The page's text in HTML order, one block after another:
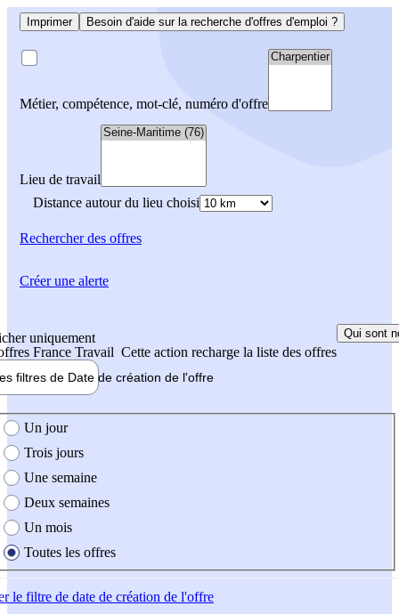
Imprimer Besoin d'aide sur la recherche d'offres d'emploi ?
Métier, compétence, mot-clé, numéro d'offre
Lieu de travail
Distance autour du lieu choisi
Rechercherdes offres
uniquement
France Travail Cette action recharge la liste des offres
Qui sont
filtres de Date de création de l'offre
création de l'offre
Un jour
Trois jours
Une semaine
Deux semaines
Un mois
Toutes les offres
le filtre de date de création de l'offre
Créer une alerte